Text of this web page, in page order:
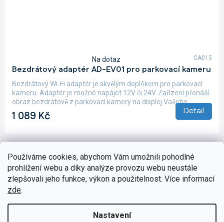
Používáme cookies, abychom Vám umožnili pohodlné
prohlížení webu a díky analýze provozu webu neustále
zlepšovali jeho funkce, výkon a použitelnost. Více informací
zde.
Nastavení
Bezdrátový adaptér AD-EV01 pro parkovací kameru
hodnocení
produktu
je
5,0
5
Na dotaz
1 089 Kč Detail
Bezdrátový Wi-Fi adaptér je skvělým doplňkem pro parkovací
kameru. Adaptér je možné napájet 12V či 24V. Zařízení přenáší
obraz bezdrátově z parkovací kamery na displej Vašeho...
CA015
Zobrazit všechny související produkty
Popis